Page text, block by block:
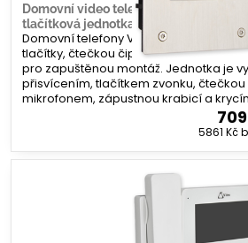
Domovní video telefon V-line
tlačítková jednotka s fisheye kamerou
Domovní telefony V-line. Venkovní
tlačítky, čtečkou čipů a širokoúhlou
pro zapuštěnou montáž. Jednotka je
přisvícením, tlačítkem zvonku,
mikrofonem, zápustnou krabicí a
5861 Kč